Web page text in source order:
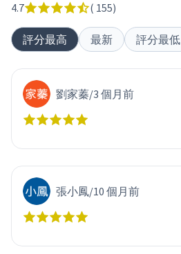
4.7 ( 155)
評分最高 最新 評分最低
劉家蓁/3 個月前
張小鳳/10 個月前